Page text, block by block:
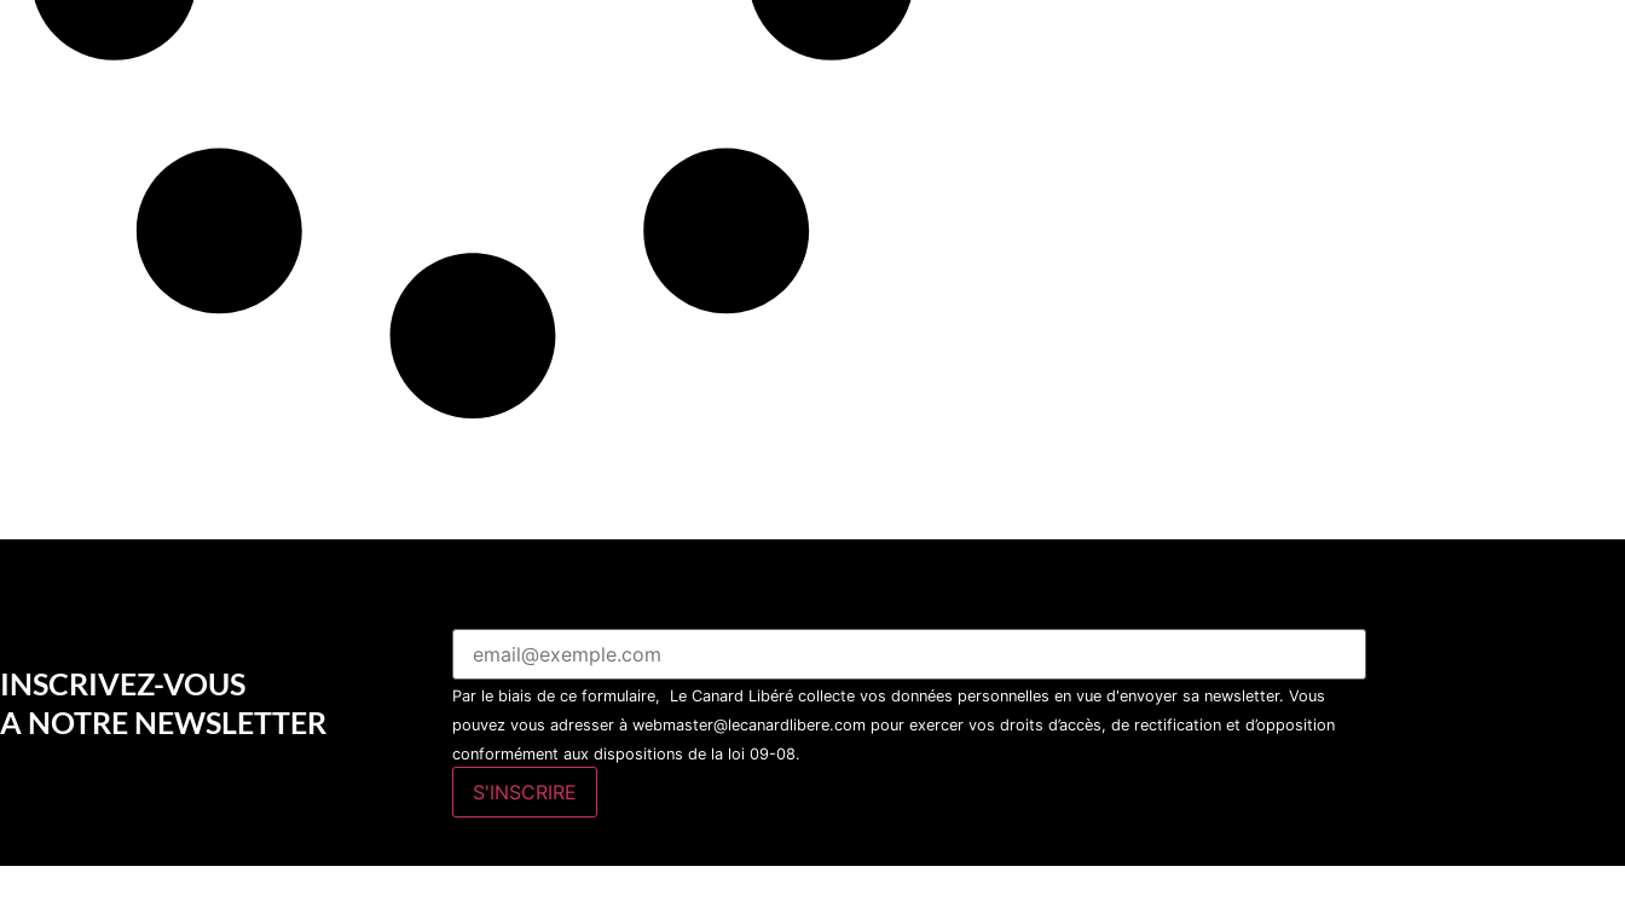
INSCRIVEZ-VOUS
A NOTRE NEWSLETTER
Par le biais de ce formulaire, Le Canard Libéré collecte vos données personnelles en vue d'envoyer sa newsletter. Vous
pouvez vous adresser à webmaster@lecanardlibere.com pour exercer vos droits d’accès, de rectification et d’opposition
conformément aux dispositions de la loi 09-08.